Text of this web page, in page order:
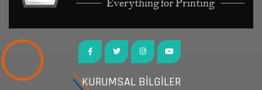
KURUMSAL BİLGİLER